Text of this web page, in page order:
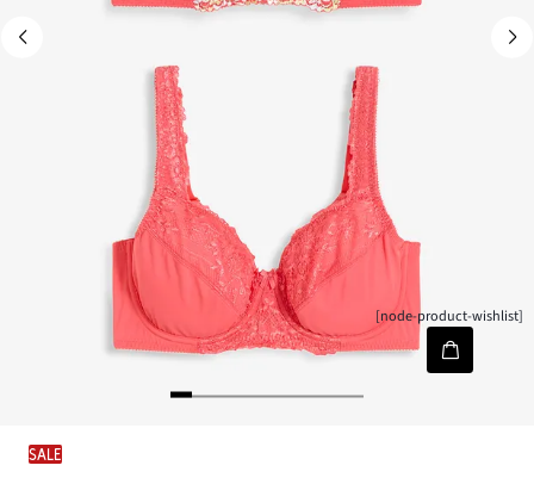
[node-product-wishlist]
SALE